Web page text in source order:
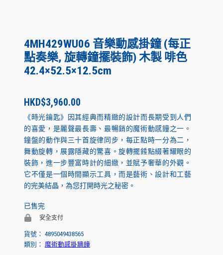
4MH429WU06 音樂動感掛鐘 (每正
點奏樂, 旋轉鐘擺裝飾) 木製 啡色
42.4×52.5×12.5cm
HKD$3,960.00
《時光鑰匙》因其經典而精緻的設計而長期受到人們
的喜愛，是麗聲最長壽、最暢銷的魔術動感鐘之一。
鐘盤的動作與三十首旋律同步，每正點時一分為二，
舞動旋轉，展露隱藏的驚喜。旋轉擺錘點綴著耀眼的
裝飾，進一步豐富時計的細緻，並賦予奢華的外觀。
它不僅是一個時間顯示工具，而是藝術、設計和工藝
的完美結晶，為您打開時光之秘密。
已售完
安全支付
貨號： 4895049438565
類別： 魔術動感掛牆鐘